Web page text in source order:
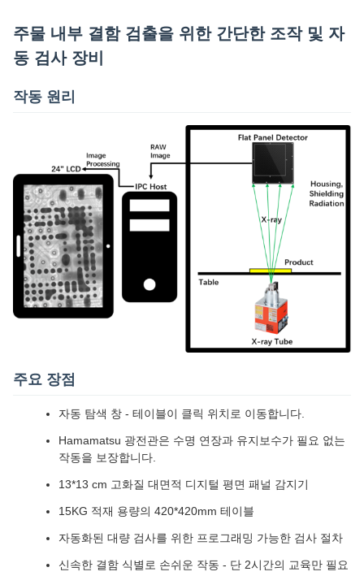
주물 내부 결함 검출을 위한 간단한 조작 및 자
동 검사 장비
작동 원리
주요 장점
자동 탐색 창 - 테이블이 클릭 위치로 이동합니다.
Hamamatsu 광전관은 수명 연장과 유지보수가 필요 없는
작동을 보장합니다.
13*13 cm 고화질 대면적 디지털 평면 패널 감지기
15KG 적재 용량의 420*420mm 테이블
자동화된 대량 검사를 위한 프로그래밍 가능한 검사 절차
신속한 결함 식별로 손쉬운 작동 - 단 2시간의 교육만 필요